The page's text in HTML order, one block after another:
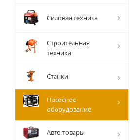
Силовая техника
Строительная
техника
Станки
Насосное
оборудование
Авто товары